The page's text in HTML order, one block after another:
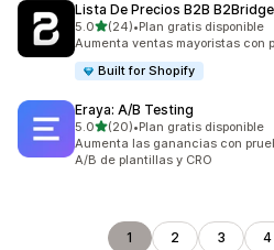
Lista De Precios B2B B2Bridge
5.0de 5 estrellas
(24)
24 reseñas en total
•Plan gratis disponible
Aumenta ventas mayoristas con
Built for Shopify
Eraya: A/B Testing
5.0de 5 estrellas
(20)
20 reseñas en total
•Plan gratis disponible
Aumenta las ganancias con
A/B de plantillas y CRO
1 2 3 4